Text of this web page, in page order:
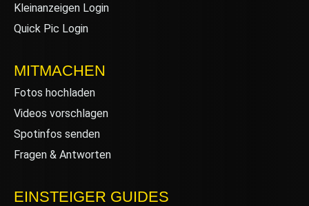
Kleinanzeigen Login
Quick Pic Login
MITMACHEN
Fotos hochladen
Videos vorschlagen
Spotinfos senden
Fragen & Antworten
EINSTEIGER GUIDES